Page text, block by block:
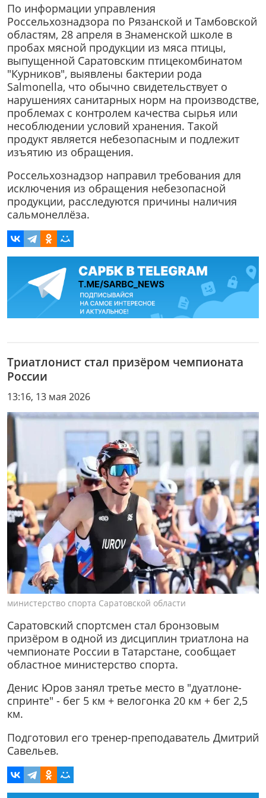
По информации управления
Россельхознадзора по Рязанской и Тамбовской
областям, 28 апреля в Знаменской школе в
пробах мясной продукции из мяса птицы,
выпущенной Саратовским птицекомбинатом
"Курников", выявлены бактерии рода
Salmonella, что обычно свидетельствует о
нарушениях санитарных норм на производстве,
проблемах с контролем качества сырья или
несоблюдении условий хранения. Такой
продукт является небезопасным и подлежит
изъятию из обращения.
Россельхознадзор направил требования для
исключения из обращения небезопасной
продукции, расследуются причины наличия
сальмонеллёза.
Триатлонист стал призёром чемпионата
России
13:16, 13 мая 2026
министерство спорта Саратовской области
Саратовский спортсмен стал бронзовым
призёром в одной из дисциплин триатлона на
чемпионате России в Татарстане, сообщает
областное министерство спорта.
Денис Юров занял третье место в "дуатлоне-
спринте" - бег 5 км + велогонка 20 км + бег 2,5
км.
Подготовил его тренер-преподаватель Дмитрий
Савельев.